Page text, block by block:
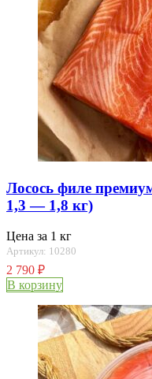
Лосось филе
1,3 — 1,8 кг)
Цена за 1 кг
Артикул: 10280
2 790 ₽
В корзину